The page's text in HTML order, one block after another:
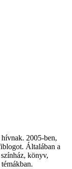
2005-ben,
Általában a
könyv,